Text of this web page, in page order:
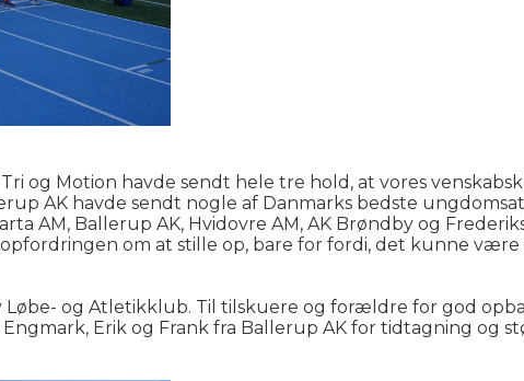
og Motion havde sendt hele tre hold, at vores
AK havde sendt nogle af Danmarks bedste
AM, Ballerup AK, Hvidovre AM, AK Brøndby og
om at stille op, bare for fordi, det kunne være
og Atletikklub. Til tilskuere og forældre for god
Erik og Frank fra Ballerup AK for tidtagning og